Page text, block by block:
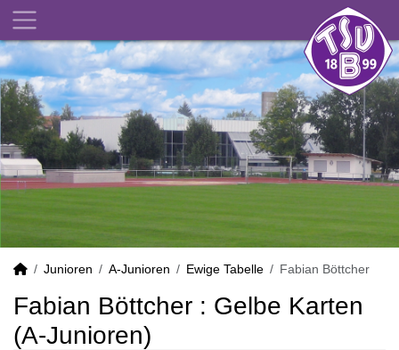
Junioren A-Junioren Ewige Tabelle Fabian Böttcher
Fabian Böttcher : Gelbe Karten
(A-Junioren)